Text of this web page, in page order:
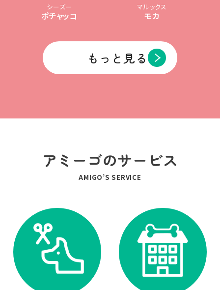
シーズー
ポチャッコ
マルックス
モカ
もっと見る
アミーゴのサービス
AMIGO’S SERVICE